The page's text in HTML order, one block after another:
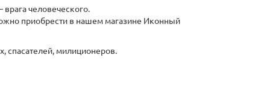
человеческого.
приобрести в нашем магазине Иконный
спасателей, милиционеров.